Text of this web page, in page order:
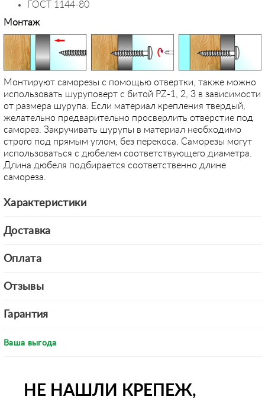
ГОСТ 1144-80
Монтаж
Монтируют саморезы с помощью отвертки, также можно
использовать шуруповерт с битой PZ-1, 2, 3 в зависимости
от размера шурупа. Если материал крепления твердый,
желательно предварительно просверлить отверстие под
саморез. Закручивать шурупы в материал необходимо
строго под прямым углом, без перекоса. Саморезы могут
использоваться с дюбелем соответствующего диаметра.
Длина дюбеля подбирается соответственно длине
самореза.
Характеристики
Доставка
Оплата
Отзывы
Гарантия
Ваша выгода
НЕ НАШЛИ КРЕПЕЖ,